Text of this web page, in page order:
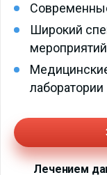
Широкий
мероприятий
лаборатории
Лечением